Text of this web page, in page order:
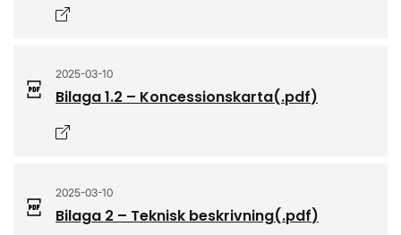
2025-03-10
Bilaga 1.2 – Koncessionskarta(.pdf)
2025-03-10
Bilaga 2 – Teknisk beskrivning(.pdf)